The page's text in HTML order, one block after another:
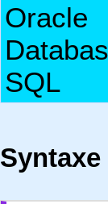
Oracle
SQL
Syntaxe